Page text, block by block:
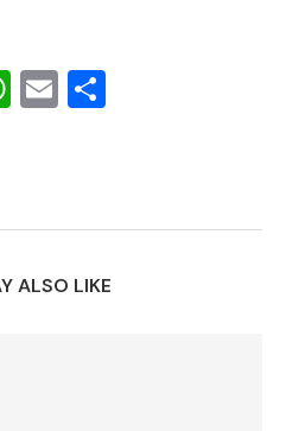
WhatsApp
Email
ALSO LIKE